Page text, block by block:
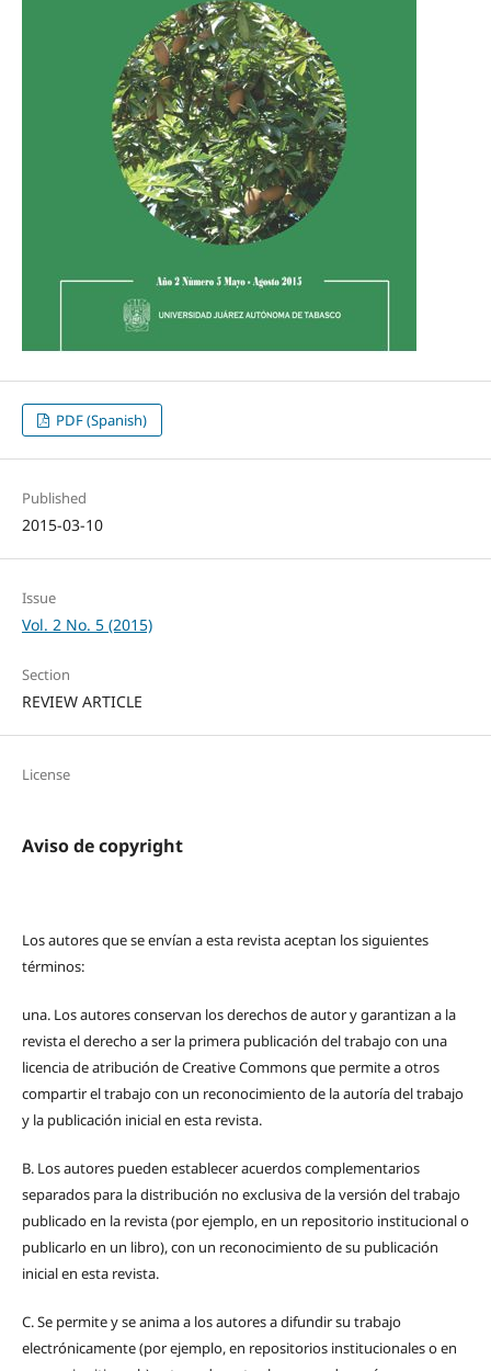
PDF (Spanish)
Published
2015-03-10
Issue
Vol. 2 No. 5 (2015)
Section
REVIEW ARTICLE
License
Aviso de copyright
Los autores que se envían a esta revista aceptan los siguientes
términos:
una. Los autores conservan los derechos de autor y garantizan a la
revista el derecho a ser la primera publicación del trabajo con una
licencia de atribución de Creative Commons que permite a otros
compartir el trabajo con un reconocimiento de la autoría del trabajo
y la publicación inicial en esta revista.
B. Los autores pueden establecer acuerdos complementarios
separados para la distribución no exclusiva de la versión del trabajo
publicado en la revista (por ejemplo, en un repositorio institucional o
publicarlo en un libro), con un reconocimiento de su publicación
inicial en esta revista.
C.Se permite y se anima a los autores a difundir su trabajo
electrónicamente (por ejemplo, en repositorios institucionales o en